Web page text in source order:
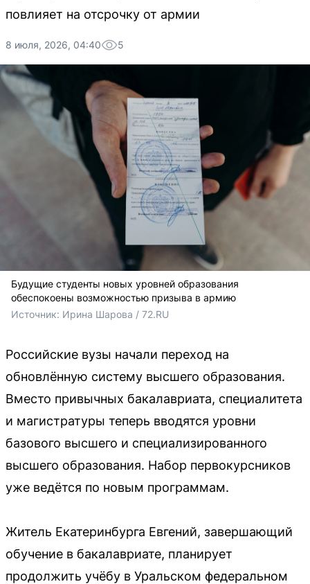
повлияет на отсрочку от армии
8 июля, 2026, 04:40 5
Будущие студенты новых уровней образования
обеспокоены возможностью призыва в армию
Источник: Ирина Шарова / 72.RU
Российские вузы начали переход на
обновлённую систему высшего образования.
Вместо привычных бакалавриата, специалитета
и магистратуры теперь вводятся уровни
базового высшего и специализированного
высшего образования. Набор первокурсников
уже ведётся по новым программам.
Житель Екатеринбурга Евгений, завершающий
обучение в бакалавриате, планирует
продолжить учёбу в Уральском федеральном